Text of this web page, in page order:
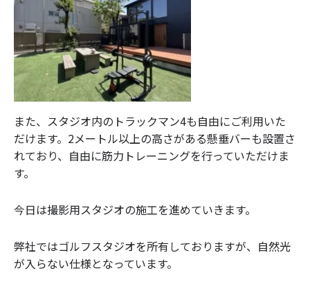
また、スタジオ内のトラックマン4も自由にご利用いた
だけます。2メートル以上の高さがある懸垂バーも設置さ
れており、自由に筋力トレーニングを行っていただけま
す。
今日は撮影用スタジオの施工を進めていきます。
弊社ではゴルフスタジオを所有しておりますが、自然光
が入らない仕様となっています。